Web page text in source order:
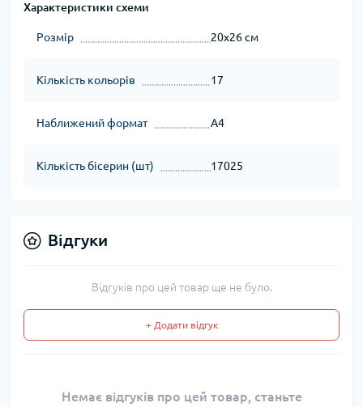
Характеристики схеми
Розмір 20x26 см
Кількість кольорів 17
Наближений формат А4
Кількість бісерин (шт) 17025
Відгуки
Відгуків про цей товар ще не було.
+ Додати відгук
Немає відгуків про цей товар, станьте